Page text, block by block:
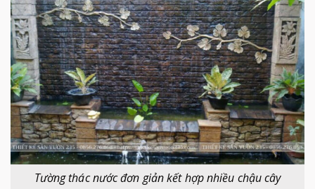
Tường thác nước đơn giản kết hợp nhiều chậu cây